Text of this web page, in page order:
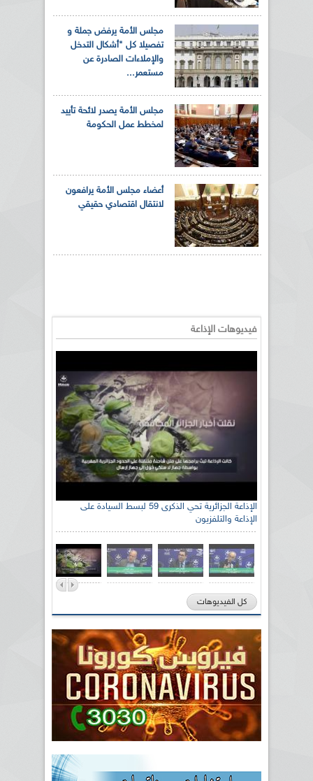
مجلس الأمة يرفض جملة و
تفصيلا كل "أشكال التدخل
والإملاءات الصادرة عن
مستعمر...
مجلس الأمة يصدر لائحة تأييد
لمخطط عمل الحكومة
أعضاء مجلس الأمة يرافعون
لانتقال اقتصادي حقيقي
فيديوهات الإذاعة
الإذاعة الجزائرية تحي الذكرى 59 لبسط السيادة على
الإذاعة والتلفزيون
كل الفيديوهات